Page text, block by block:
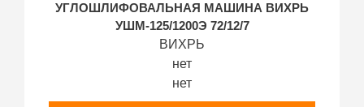
УГЛОШЛИФОВАЛЬНАЯ МАШИНА ВИХРЬ
УШМ-125/1200Э 72/12/7
ВИХРЬ
нет
нет